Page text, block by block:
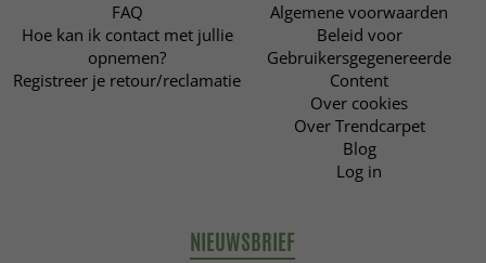
FAQ
Hoe kan ik contact met jullie
opnemen?
Registreer je retour/reclamatie
Algemene voorwaarden
Beleid voor
Gebruikersgegenereerde
Content
Over cookies
Over Trendcarpet
Blog
Log in
NIEUWSBRIEF